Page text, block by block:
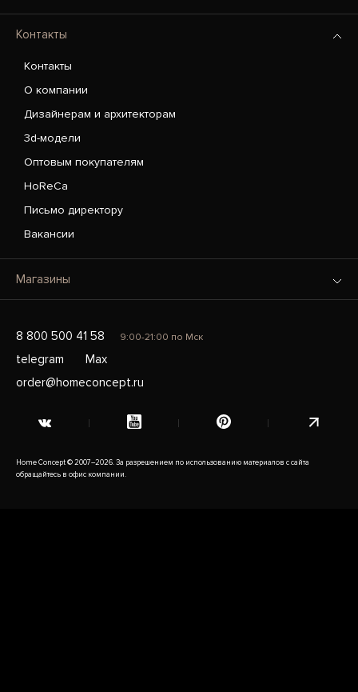
Контакты
Контакты
О компании
Дизайнерам и архитекторам
3d-модели
Оптовым покупателям
HoReCa
Письмо директору
Вакансии
Магазины
8 800 500 41 58 9:00-21:00 по Мск
telegram
Max
order@homeconcept.ru
Home Concept © 2007–2026. За разрешением по использованию материалов с сайта
обращайтесь в офис компании.